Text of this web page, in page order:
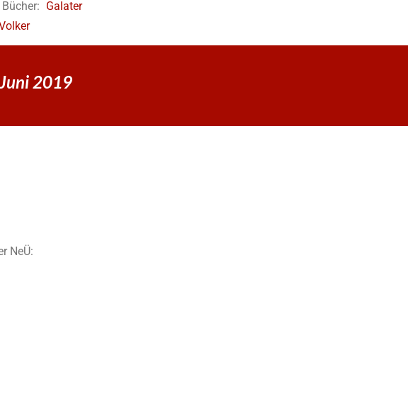
Galater
Juni 2019
NeÜ: